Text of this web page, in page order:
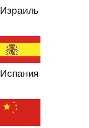
Израиль
Испания